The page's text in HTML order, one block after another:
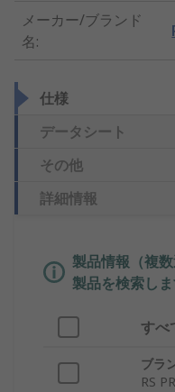
メーカー/ブランド
名:
仕様
データシート
その他
詳細情報
製品情報（複
製品を検索しま
すべ
ブラ
RS